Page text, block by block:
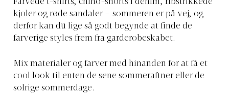
Farvede t-shirts, chino-shorts i denim, ribstrikkede
kjoler og røde sandaler – sommeren er på vej, og
derfor kan du lige så godt begynde at finde de
farverige styles frem fra garderobeskabet.
Mix materialer og farver med hinanden for at få et
cool look til enten de sene sommeraftner eller de
solrige sommerdage.